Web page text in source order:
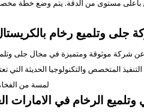
بأعلى مستوى من الدقة. يتم وضع خطة
جلى وتلميع رخام
شركة موثوقة ومتميزة في مجال جلى
التنفيذ المتخصص والتكنولوجيا الحديثة
لمسة من
الرخام في الامارات